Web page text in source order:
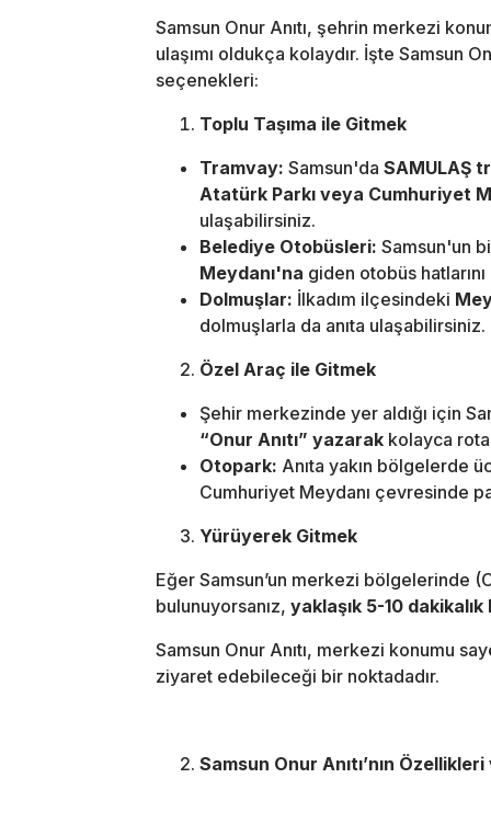
Samsun Onur Anıtı, şehrin merkezi
ulaşımı oldukça kolaydır. İşte Samsun
seçenekleri:
Toplu Taşıma ile Gitmek
Tramvay: Samsun'da SAMULAŞ
Atatürk Parkı veya Cumhuriyet
ulaşabilirsiniz.
Belediye Otobüsleri: Samsun'un
Meydanı'na giden otobüs
Dolmuşlar: İlkadım ilçesindeki
dolmuşlarla da anıta ulaşabilirsiniz.
Özel Araç ile Gitmek
Şehir merkezinde yer aldığı için
“Onur Anıtı” yazarak kolayca
Otopark: Anıta yakın bölgelerde
Cumhuriyet Meydanı çevresinde
Yürüyerek Gitmek
Eğer Samsun’un merkezi bölgelerinde
bulunuyorsanız, yaklaşık 5-10
Samsun Onur Anıtı, merkezi konumu
ziyaret edebileceği bir noktadadır.
Samsun Onur Anıtı’nın